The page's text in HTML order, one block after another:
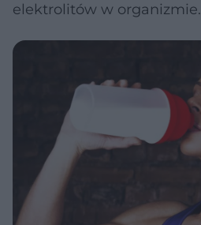
elektrolitów w organizmie.